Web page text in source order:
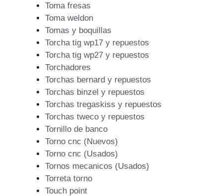
Toma fresas
Toma weldon
Tomas y boquillas
Torcha tig wp17 y repuestos
Torcha tig wp27 y repuestos
Torchadores
Torchas bernard y repuestos
Torchas binzel y repuestos
Torchas tregaskiss y repuestos
Torchas tweco y repuestos
Tornillo de banco
Torno cnc (Nuevos)
Torno cnc (Usados)
Tornos mecanicos (Usados)
Torreta torno
Touch point